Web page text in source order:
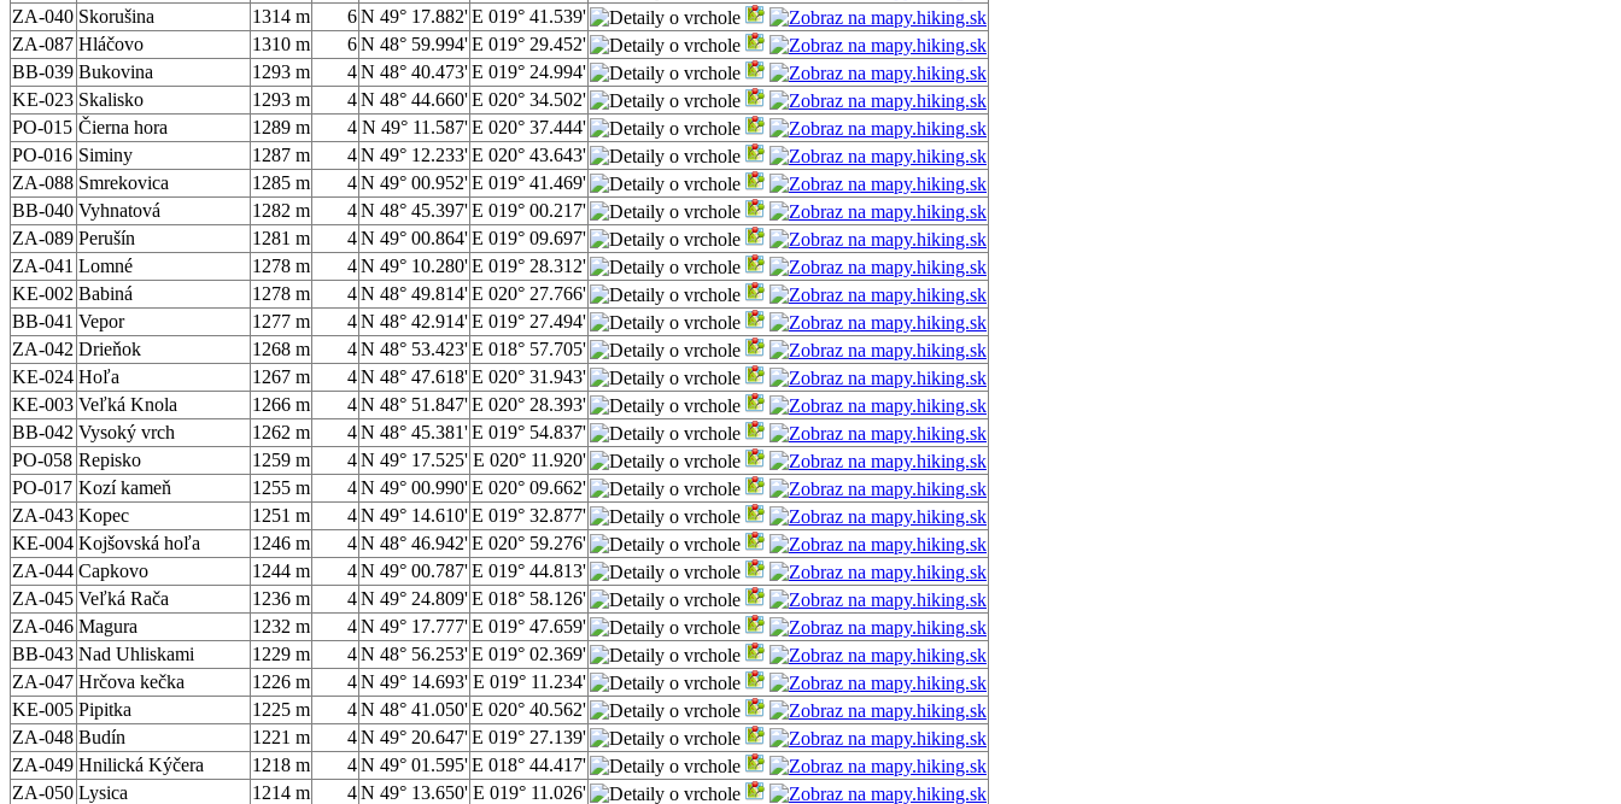
ZA-040 Skorušina 1314 m 6N 49° 17.882'E 019° 41.539'
ZA-087 Hláčovo 1310 m 6N 48° 59.994'E 019° 29.452'
BB-039 Bukovina 1293 m 4N 48° 40.473'E 019° 24.994'
KE-023 Skalisko 1293 m 4N 48° 44.660'E 020° 34.502'
PO-015 Čierna hora 1289 m 4 N 49° 11.587'E 020° 37.444'
PO-016 Siminy 1287 m 4N 49° 12.233'E 020° 43.643'
ZA-088 Smrekovica 1285 m 4N 49° 00.952'E 019° 41.469'
BB-040 Vyhnatová 1282 m 4N 48° 45.397'E 019° 00.217'
ZA-089 Perušín 1281 m 4N 49° 00.864'E 019° 09.697'
ZA-041 Lomné 1278 m 4N 49° 10.280'E 019° 28.312'
KE-002 Babiná 1278 m 4N 48° 49.814'E 020° 27.766'
BB-041 Vepor 1277 m 4N 48° 42.914'E 019° 27.494'
ZA-042 Drieňok 1268 m 4N 48° 53.423'E 018° 57.705'
KE-024 Hoľa 1267 m 4N 48° 47.618'E 020° 31.943'
KE-003 Veľká Knola 1266 m 4N 48° 51.847'E 020° 28.393'
BB-042 Vysoký vrch 1262 m 4N 48° 45.381'E 019° 54.837'
PO-058 Repisko 1259 m 4N 49° 17.525' E 020° 11.920'
PO-017 Kozí kameň 1255 m 4N 49° 00.990'E 020° 09.662'
ZA-043 Kopec 1251 m 4N 49° 14.610'E 019° 32.877'
KE-004 Kojšovská hoľa 1246 m 4N 48° 46.942'E 020° 59.276'
ZA-044 Capkovo 1244 m 4N 49° 00.787'E 019° 44.813'
ZA-045 Veľká Rača 1236 m 4N 49° 24.809'E 018° 58.126'
ZA-046 Magura 1232 m 4N 49° 17.777'E 019° 47.659'
BB-043 Nad Uhliskami 1229 m 4N 48° 56.253'E 019° 02.369'
ZA-047 Hrčova kečka 1226 m 4N 49° 14.693' E 019° 11.234'
KE-005 Pipitka 1225 m 4N 48° 41.050'E 020° 40.562'
ZA-048 Budín 1221 m 4N 49° 20.647'E 019° 27.139'
ZA-049 Hnilická Kýčera 1218 m 4N 49° 01.595'E 018° 44.417'
ZA-050 Lysica 1214 m 4N 49° 13.650' E 019° 11.026'